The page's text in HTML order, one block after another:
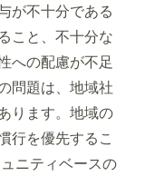
が不十分である
こと、不十分な
への配慮が不足
問題は、地域社
ります。地域の
行を優先するこ
ニティベースの